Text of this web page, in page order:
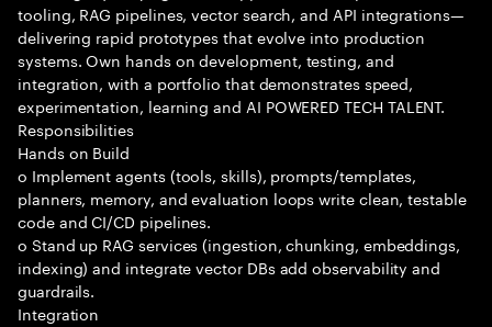
tooling, RAG pipelines, vector search, and API integrations—
delivering rapid prototypes that evolve into production
systems. Own hands on development, testing, and
integration, with a portfolio that demonstrates speed,
experimentation, learning and AI POWERED TECH TALENT.
Responsibilities
Hands on Build
o Implement agents (tools, skills), prompts/templates,
planners, memory, and evaluation loops write clean, testable
code and CI/CD pipelines.
o Stand up RAG services (ingestion, chunking, embeddings,
indexing) and integrate vector DBs add observability and
guardrails.
Integration